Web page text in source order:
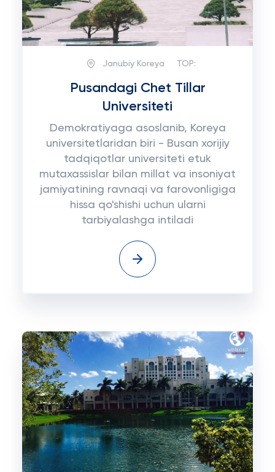
Janubiy Koreya TOP:
Pusandagi Chet Tillar
Universiteti
Demokratiyaga asoslanib, Koreya
universitetlaridan biri - Busan xorijiy
tadqiqotlar universiteti etuk
mutaxassislar bilan millat va insoniyat
jamiyatining ravnaqi va farovonligiga
hissa qo'shishi uchun ularni
tarbiyalashga intiladi